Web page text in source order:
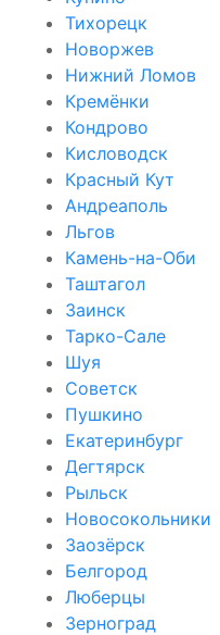
Тихорецк
Новоржев
Нижний Ломов
Кремёнки
Кондрово
Кисловодск
Красный Кут
Андреаполь
Льгов
Камень-на-Оби
Таштагол
Заинск
Тарко-Сале
Шуя
Советск
Пушкино
Екатеринбург
Дегтярск
Рыльск
Новосокольники
Заозёрск
Белгород
Люберцы
Зерноград